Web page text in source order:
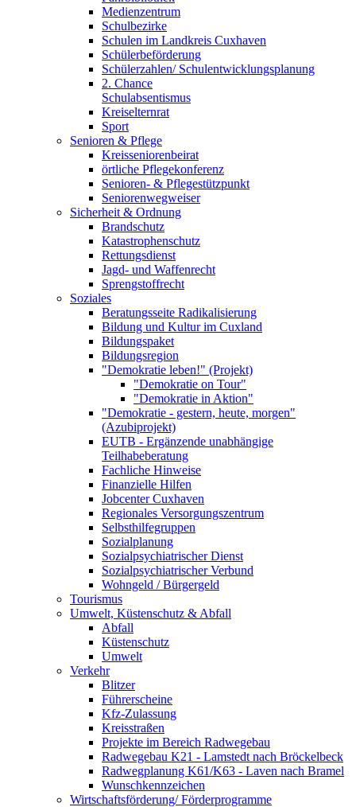
Medienzentrum
Schulbezirke
Schulen im Landkreis Cuxhaven
Schülerbeförderung
Schülerzahlen/ Schulentwicklungsplanung
2. Chance
Schulabsentismus
Kreiselternrat
Sport
Senioren & Pflege
Kreisseniorenbeirat
örtliche Pflegekonferenz
Senioren- & Pflegestützpunkt
Seniorenwegweiser
Sicherheit & Ordnung
Brandschutz
Katastrophenschutz
Rettungsdienst
Jagd- und Waffenrecht
Sprengstoffrecht
Soziales
Beratungsseite Radikalisierung
Bildung und Kultur im Cuxland
Bildungspaket
Bildungsregion
"Demokratie leben!" (Projekt)
"Demokratie on Tour"
"Demokratie in Aktion"
"Demokratie - gestern, heute, morgen"
(Azubiprojekt)
EUTB - Ergänzende unabhängige
Teilhabeberatung
Fachliche Hinweise
Finanzielle Hilfen
Jobcenter Cuxhaven
Regionales Versorgungszentrum
Selbsthilfegruppen
Sozialplanung
Sozialpsychiatrischer Dienst
Sozialpsychiatrischer Verbund
Wohngeld / Bürgergeld
Tourismus
Umwelt, Küstenschutz & Abfall
Abfall
Küstenschutz
Umwelt
Verkehr
Blitzer
Führerscheine
Kfz-Zulassung
Kreisstraßen
Projekte im Bereich Radwegebau
Radwegebau K21 - Lamstedt nach Bröckelbeck
Radwegplanung K61/K63 - Laven nach Bramel
Wunschkennzeichen
Wirtschaftsförderung/ Förderprogramme